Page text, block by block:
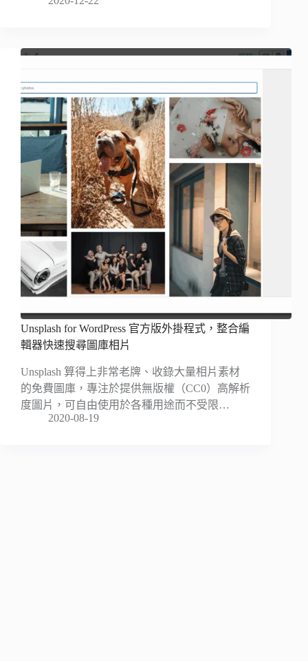
Unsplash for WordPress 官方版外掛程式，整合編
輯器快速搜尋圖庫相片
Unsplash 算得上非常老牌、收錄大量相片素材
的免費圖庫，專注於提供無版權（CC0）高解析
度圖片，可自由使用於各種用途而不受限…
2020-08-19